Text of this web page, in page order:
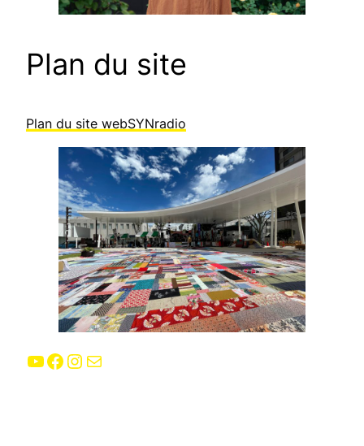
Plan du site
Plan du site webSYNradio
YouTube Facebook Instagram E-mail